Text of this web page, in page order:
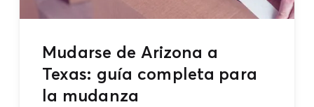
Mudarse de Arizona a
Texas: guía completa para
la mudanza